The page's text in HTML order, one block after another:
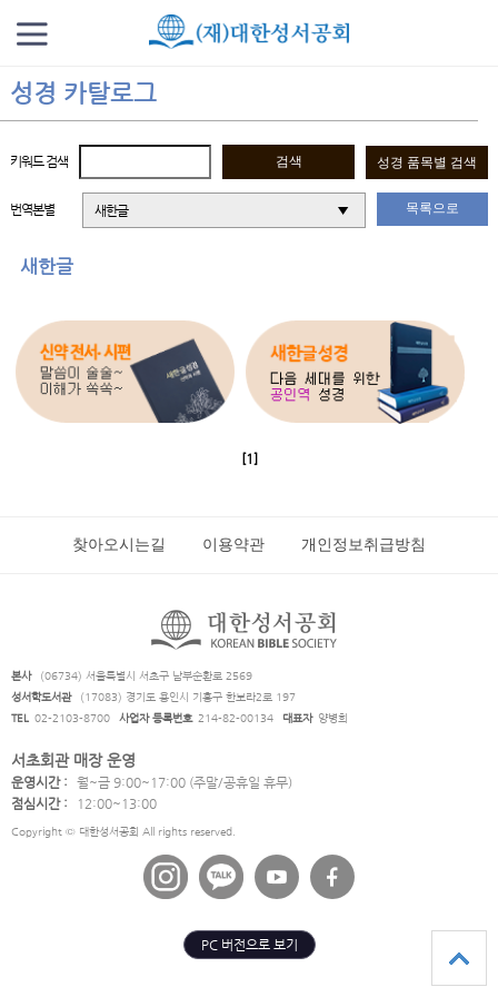
성경 카탈로그
키워드 검색
번역본별 새한글 목록으로
새한글
[1]
찾아오시는길 이용약관 개인정보취급방침
본사
(06734) 서울특별시 서초구 남부순환로 2569
성서학도서관
(17083) 경기도 용인시 기흥구 한보라2로 197
TEL 02-2103-8700 사업자 등록번호 214-82-00134 대표자 양병희
서초회관 매장 운영
운영시간 :
월~금 9:00~17:00 (주말/공휴일 휴무)
점심시간 :
12:00~13:00
Copyright © 대한성서공회 All rights reserved.
PC 버전으로 보기